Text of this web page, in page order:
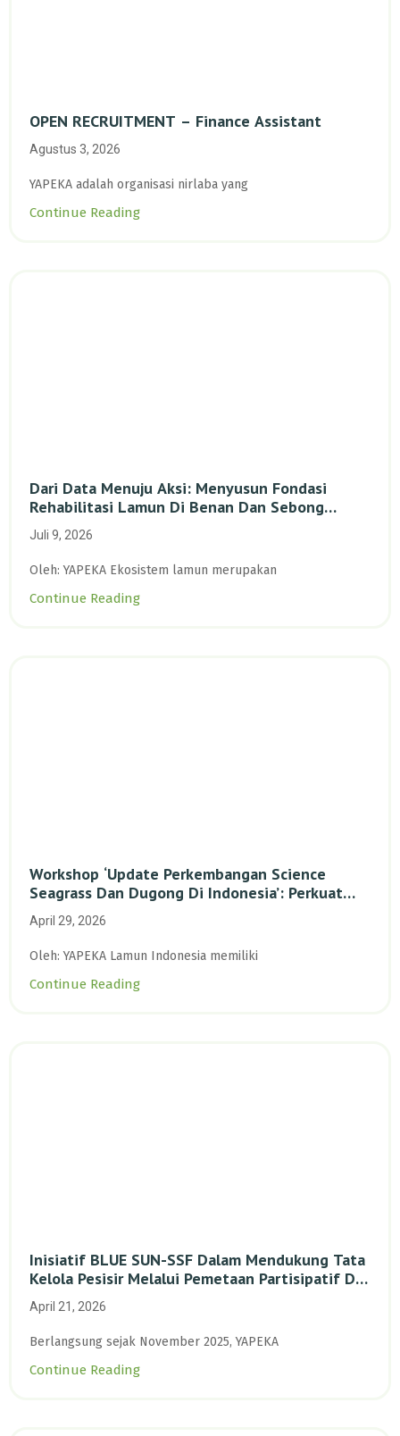
OPEN RECRUITMENT – Finance Assistant
Agustus 3, 2026
YAPEKA adalah organisasi nirlaba yang
Continue Reading
Dari Data Menuju Aksi: Menyusun Fondasi
Rehabilitasi Lamun Di Benan Dan Sebong
Lagoi, Kepulauan Riau
Juli 9, 2026
Oleh: YAPEKA Ekosistem lamun merupakan
Continue Reading
Workshop ‘Update Perkembangan Science
Seagrass Dan Dugong Di Indonesia’: Perkuat
Dasar Ilmiah Dan Kolaborasi Konservasi
April 29, 2026
Oleh: YAPEKA Lamun Indonesia memiliki
Continue Reading
Inisiatif BLUE SUN-SSF Dalam Mendukung Tata
Kelola Pesisir Melalui Pemetaan Partisipatif Di
Enam Desa Kepulauan Riau
April 21, 2026
Berlangsung sejak November 2025, YAPEKA
Continue Reading